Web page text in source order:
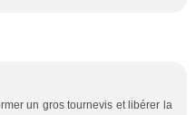
un gros tournevis et libérer la